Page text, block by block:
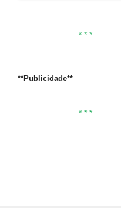
* * *
**Publicidade**
* * *